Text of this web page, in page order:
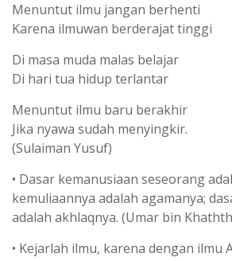
Menuntut ilmu jangan berhenti
Karena ilmuwan berderajat tinggi
Di masa muda malas belajar
Di hari tua hidup terlantar
Menuntut ilmu baru berakhir
Jika nyawa sudah menyingkir.
(Sulaiman Yusuf)
• Dasar kemanusiaan seseorang
kemuliaannya adalah agamanya;
adalah akhlaqnya. (Umar bin
• Kejarlah ilmu, karena dengan ilmu